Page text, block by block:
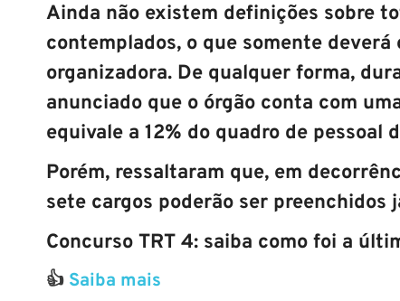
Ainda não existem definições sobre
contemplados, o que somente
organizadora. De qualquer forma,
anunciado que o órgão conta com
equivale a 12% do quadro de pessoal
Porém, ressaltaram que, em
sete cargos poderão ser preenchidos
Concurso TRT 4: saiba como foi a
👍 Saiba mais